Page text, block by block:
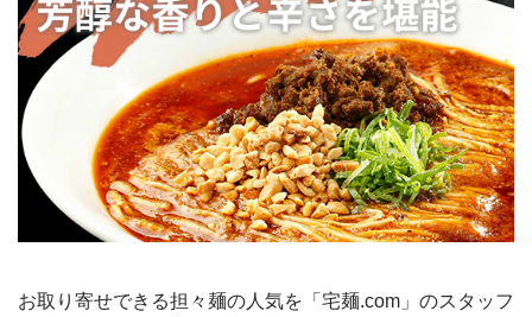
お取り寄せできる担々麺の人気を「宅麺.com」のスタッフ